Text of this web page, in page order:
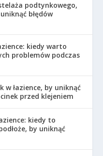
podtynkowego,
błędów
kiedy warto
problemów podczas
w łazience, by uniknąć
przed klejeniem
kiedy to
by uniknąć